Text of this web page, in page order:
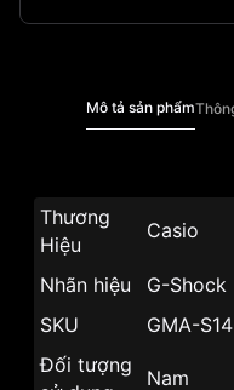
Mô tả sản phẩm
Thương
Hiệu
Casio
Nhãn hiệu
G-Shock
SKU
GMA-
Đối tượng
Nam